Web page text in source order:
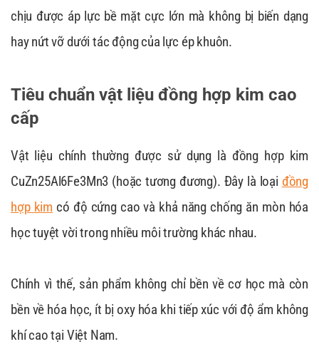
chịu được áp lực bề mặt cực lớn mà không bị biến dạng
hay nứt vỡ dưới tác động của lực ép khuôn.
Tiêu chuẩn vật liệu đồng hợp kim cao
cấp
Vật liệu chính thường được sử dụng là đồng hợp kim
CuZn25Al6Fe3Mn3 (hoặc tương đương). Đây là loại đồng
hợp kim có độ cứng cao và khả năng chống ăn mòn hóa
học tuyệt vời trong nhiều môi trường khác nhau.
Chính vì thế, sản phẩm không chỉ bền về cơ học mà còn
bền về hóa học, ít bị oxy hóa khi tiếp xúc với độ ẩm không
khí cao tại Việt Nam.